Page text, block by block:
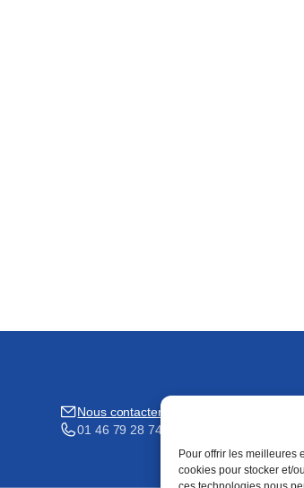
Pour offrir les meilleures
cookies pour stocker et/
Nous contacter
01 46 79 28 74